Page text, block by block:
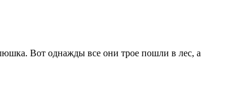
Вот однажды все они трое пошли в лес, а